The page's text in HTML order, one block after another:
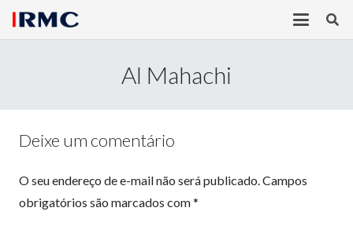
Al Mahachi
Deixe um comentário
O seu endereço de e-mail não será publicado.Campos
obrigatórios são marcados com*